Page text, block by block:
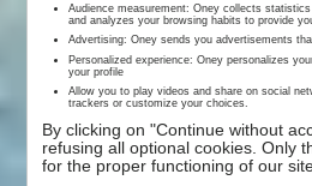
Audience measurement: Oney collects
and analyzes your browsing habits to provide
Advertising: Oney sends you advertisements
Personalized experience: Oney personalizes
your profile
Allow you to play videos and share on social
trackers or customize your choices.
By clicking on "Continue without
refusing all optional cookies. Only
for the proper functioning of our